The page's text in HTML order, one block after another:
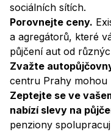
sociálních sítích.
Porovnejte ceny.
a agregátorů, které
půjčení aut od
Zvažte
centru Prahy mohou
Zeptejte se ve
nabízí slevy na
penziony